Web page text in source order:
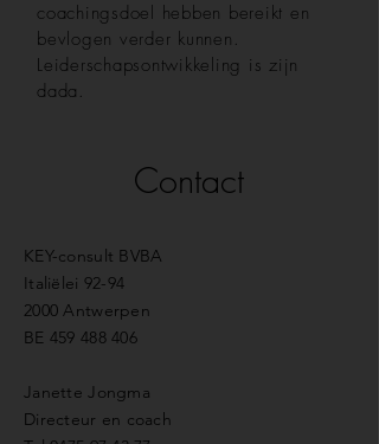
coachingsdoel hebben bereikt en
bevlogen verder kunnen.
Leiderschapsontwikkeling is zijn
dada.
Contact
KEY-consult BVBA
Italiëlei 92-94
2000 Antwerpen
BE 459 488 406
Janette Jongma
Directeur en coach